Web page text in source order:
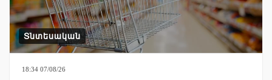
Տնտեսական
18:34 07/08/26